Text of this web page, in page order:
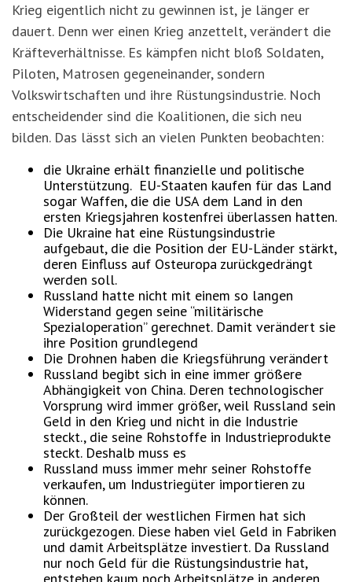
Krieg eigentlich nicht zu gewinnen ist, je länger er
dauert. Denn wer einen Krieg anzettelt, verändert die
Kräfteverhältnisse. Es kämpfen nicht bloß Soldaten,
Piloten, Matrosen gegeneinander, sondern
Volkswirtschaften und ihre Rüstungsindustrie. Noch
entscheidender sind die Koalitionen, die sich neu
bilden. Das lässt sich an vielen Punkten beobachten:
die Ukraine erhält finanzielle und politische
Unterstützung. EU-Staaten kaufen für das Land
sogar Waffen, die die USA dem Land in den
ersten Kriegsjahren kostenfrei überlassen hatten.
Die Ukraine hat eine Rüstungsindustrie
aufgebaut, die die Position der EU-Länder stärkt,
deren Einfluss auf Osteuropa zurückgedrängt
werden soll.
Russland hatte nicht mit einem so langen
Widerstand gegen seine “militärische
Spezialoperation” gerechnet. Damit verändert sie
ihre Position grundlegend
Die Drohnen haben die Kriegsführung verändert
Russland begibt sich in eine immer größere
Abhängigkeit von China. Deren technologischer
Vorsprung wird immer größer, weil Russland sein
Geld in den Krieg und nicht in die Industrie
steckt., die seine Rohstoffe in Industrieprodukte
steckt. Deshalb muss es
Russland muss immer mehr seiner Rohstoffe
verkaufen, um Industriegüter importieren zu
können.
Der Großteil der westlichen Firmen hat sich
zurückgezogen. Diese haben viel Geld in Fabriken
und damit Arbeitsplätze investiert. Da Russland
nur noch Geld für die Rüstungsindustrie hat,